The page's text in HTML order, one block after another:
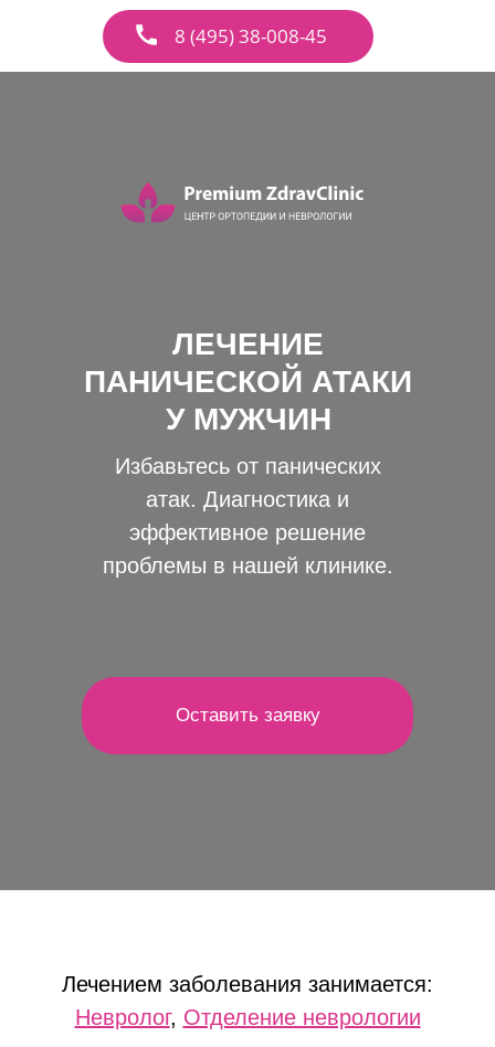
8 (495) 38-008-45
ЛЕЧЕНИЕ
ПАНИЧЕСКОЙ АТАКИ
У МУЖЧИН
Оставить заявку
Избавьтесь от панических
атак. Диагностика и
эффективное решение
проблемы в нашей клинике.
Лечением заболевания занимается:
Невролог, Отделение неврологии